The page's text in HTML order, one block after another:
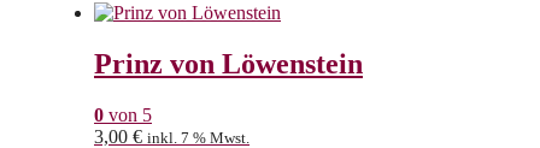
Prinz von Löwenstein
0 von 5
3,00 € inkl. 7 % Mwst.